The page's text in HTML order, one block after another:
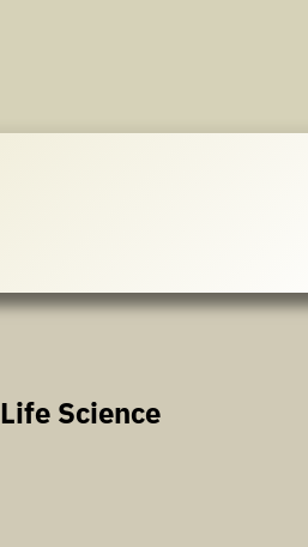
Life Science